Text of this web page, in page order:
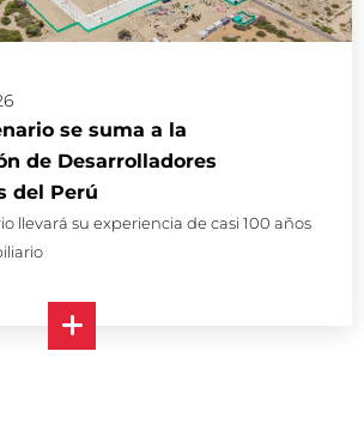
se suma a la
de Desarrolladores
del Perú
llevará su experiencia de casi 100 años